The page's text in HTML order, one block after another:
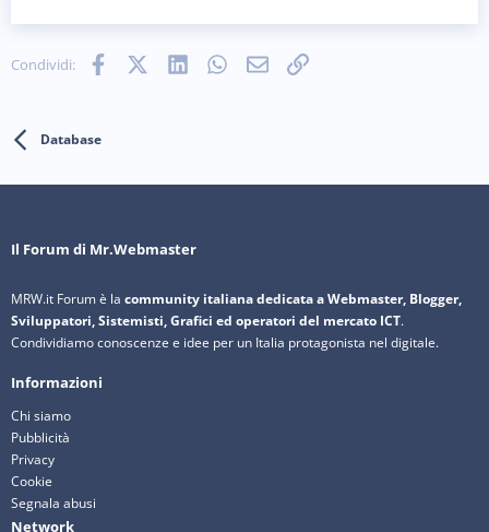
Condividi: FacebookX (Twitter)
LinkedInWhatsApp
e-mailLink
Database
Il Forum di Mr.Webmaster
MRW.it Forum è la community italiana dedicata a Webmaster, Blogger,
Sviluppatori, Sistemisti, Grafici ed operatori del mercato ICT.
Condividiamo conoscenze e idee per un Italia protagonista nel digitale.
Informazioni
Chi siamo
Pubblicità
Privacy
Cookie
Segnala abusi
Network